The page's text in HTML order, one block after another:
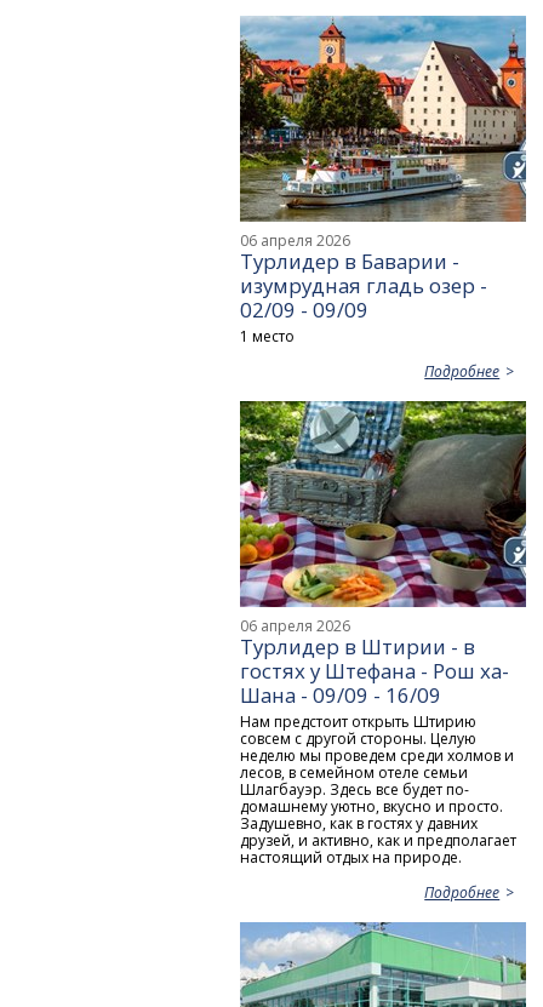
06 апреля 2026
Турлидер в Баварии -
изумрудная гладь озер -
02/09 - 09/09
1 место
Подробнее
06 апреля 2026
Турлидер в Штирии - в
гостях у Штефана - Рош ха-
Шана - 09/09 - 16/09
Нам предстоит открыть Штирию
совсем с другой стороны. Целую
неделю мы проведем среди холмов и
лесов, в семейном отеле семьи
Шлагбауэр. Здесь все будет по-
домашнему уютно, вкусно и просто.
Задушевно, как в гостях у давних
друзей, и активно, как и предполагает
настоящий отдых на природе.
Подробнее